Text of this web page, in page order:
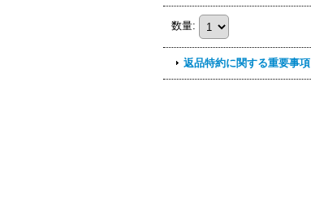
数量:
返品特約に関する重要事項